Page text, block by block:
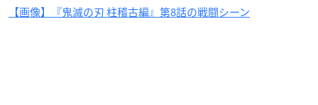
【画像】『鬼滅の刃 柱稽古編』第8話の戦闘シーン